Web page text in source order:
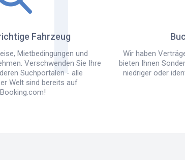
Fahrzeug
Mietbedingungen und
Verschwenden Sie Ihre
Suchportalen - alle
Welt sind bereits auf
Wir haben
bieten Ihnen
niedriger oder